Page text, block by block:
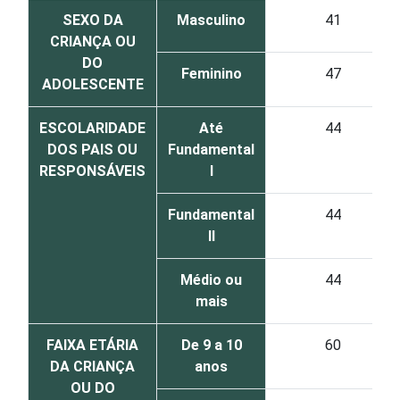
SEXO DA
CRIANÇA OU
DO
ADOLESCENTE
Masculino 41
Feminino 47
ESCOLARIDADE
DOS PAIS OU
RESPONSÁVEIS
Até
Fundamental
I
44
Fundamental
II
44
Médio ou
mais
44
FAIXA ETÁRIA
DA CRIANÇA
OU DO
De 9 a 10
anos
60